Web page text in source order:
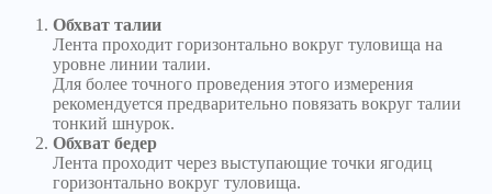
Обхват талии
Лента проходит горизонтально вокруг туловища на
уровне линии талии.
Для более точного проведения этого измерения
рекомендуется предварительно повязать вокруг талии
тонкий шнурок.
Обхват бедер
Лента проходит через выступающие точки ягодиц
горизонтально вокруг туловища.